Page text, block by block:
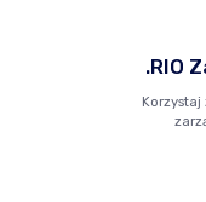
.RIO